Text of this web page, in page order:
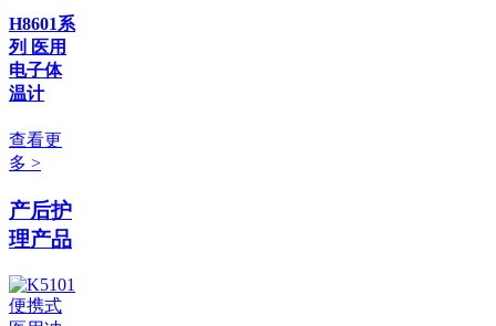
H8601系
列 医用
电子体
温计
查看更
多 >
产后护
理产品